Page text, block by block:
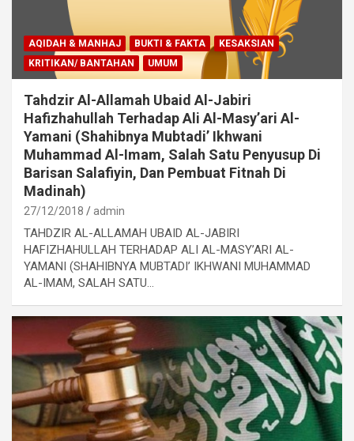
AQIDAH & MANHAJ BUKTI & FAKTA
KESAKSIAN
KRITIKAN/ BANTAHAN
UMUM
Tahdzir Al-Allamah Ubaid Al-Jabiri
Hafizhahullah Terhadap Ali Al-Masy’ari Al-
Yamani (Shahibnya Mubtadi’ Ikhwani
Muhammad Al-Imam, Salah Satu Penyusup Di
Barisan Salafiyin, Dan Pembuat Fitnah Di
Madinah)
27/12/2018 admin
TAHDZIR AL-ALLAMAH UBAID AL-JABIRI
HAFIZHAHULLAH TERHADAP ALI AL-MASY’ARI AL-
YAMANI (SHAHIBNYA MUBTADI’ IKHWANI MUHAMMAD
AL-IMAM, SALAH SATU…